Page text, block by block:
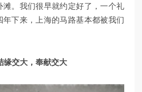
滩。我们很早就约定好了，一个礼
年下来，上海的马路基本都被我们
缘交大，奉献交大